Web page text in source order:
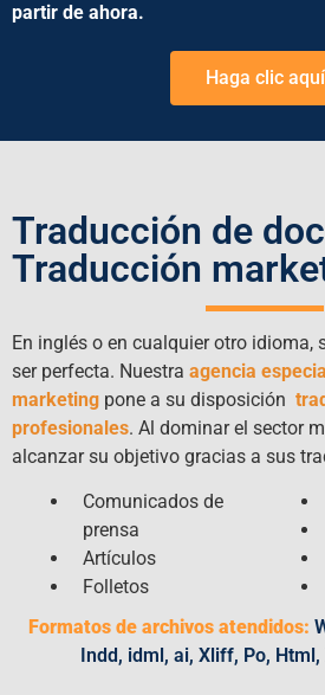
partir de ahora.
Haga clic aquí
Traducción de
Traducción
En inglés o en cualquier otro idioma,
ser perfecta. Nuestra agencia
marketing pone a su disposición
profesionales. Al dominar el sector
alcanzar su objetivo gracias a sus
Comunicados de
prensa
Artículos
Folletos
Formatos de archivos atendidos:
Indd, idml, ai, Xliff, Po,